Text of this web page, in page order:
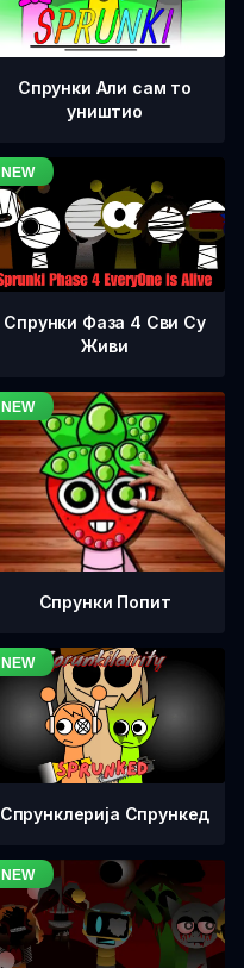
Спрунки Али сам то
уништио
Спрунки Фаза 4 Сви Су
Живи
Спрунки Попит
Спрунклерија Спрункед